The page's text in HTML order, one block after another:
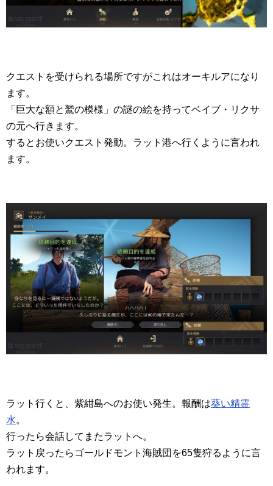
クエストを受けられる場所ですがこれはオーキルアになり
ます。
「巨大な額と鷲の模様」の謎の絵を持ってベイブ・リクサ
の元へ行きます。
するとお使いクエスト発動。ラット港へ行くように言われ
ます。
ラット行くと、紫紺島へのお使い発生。報酬は葵い精霊
水。
行ったら会話してまたラットへ。
ラット戻ったらゴールドモント海賊団を65隻狩るように言
われます。